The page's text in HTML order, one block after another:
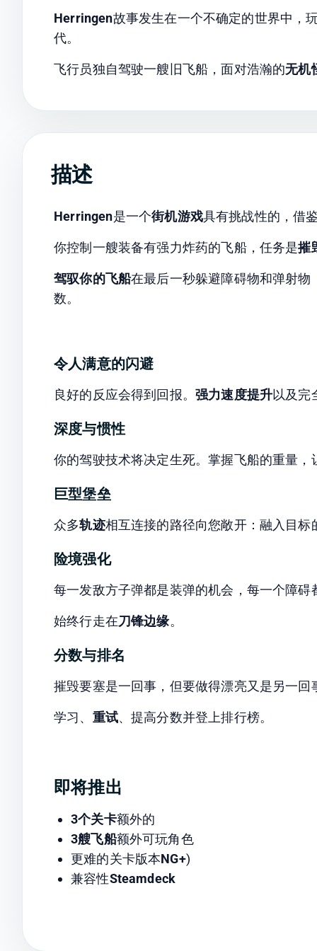
Herringen故事发生在一个不确定的世界中，
代。
飞行员独自驾驶一艘旧飞船，面对浩瀚的无机
描述
Herringen是一个街机游戏具有挑战性的，借
你控制一艘装备有强力炸药的飞船，任务是摧
驾驭你的飞船在最后一秒躲避障碍物和弹射物
数。
令人满意的闪避
良好的反应会得到回报。 强力速度提升以及完
深度与惯性
你的驾驶技术将决定生死。掌握飞船的重量，
巨型堡垒
众多轨迹相互连接的路径向您敞开：融入目标
险境强化
每一发敌方子弹都是装弹的机会，每一个障碍
始终行走在刀锋边缘。
分数与排名
摧毁要塞是一回事，但要做得漂亮又是另一回
学习、 重试、提高分数并登上排行榜。
即将推出
3个关卡额外的
3艘飞船额外可玩角色
更难的关卡版本NG+)
兼容性Steamdeck